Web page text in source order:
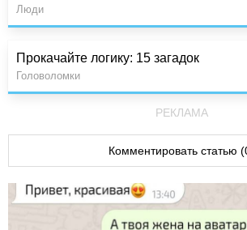
Люди
Прокачайте логику: 15 загадок
Головоломки
РЕКЛАМА
Комментировать статью